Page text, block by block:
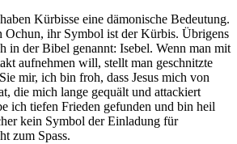
Kürbisse eine dämonische Bedeutung.
Ochun, ihr Symbol ist der Kürbis. Übrigens
in der Bibel genannt: Isebel. Wenn man mit
aufnehmen will, stellt man geschnitzte
mir, ich bin froh, dass Jesus mich von
die mich lange gequält und attackiert
ich tiefen Frieden gefunden und bin heil
kein Symbol der Einladung für
zum Spass.